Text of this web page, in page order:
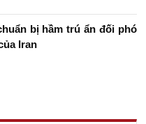
bị hầm trú ẩn đối phó
Iran